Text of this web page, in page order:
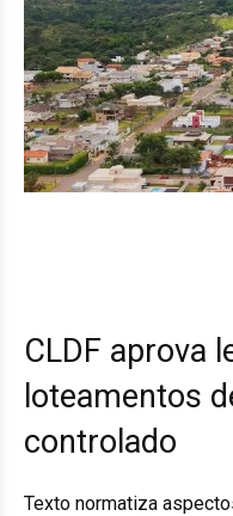
CLDF aprova
loteamentos
controlado
Texto normatiza